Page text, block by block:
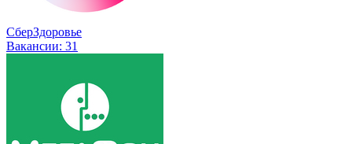
СберЗдоровье
Вакансии: 31